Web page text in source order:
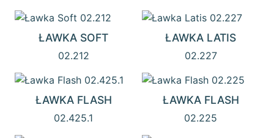
ŁAWKA SOFT
02.212
ŁAWKA LATIS
02.227
ŁAWKA FLASH
02.425.1
ŁAWKA FLASH
02.225